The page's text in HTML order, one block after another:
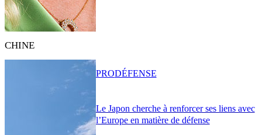
CHINE
Le Japon cherche à renforcer ses liens avec
l’Europe en matière de défense
PRODÉFENSE